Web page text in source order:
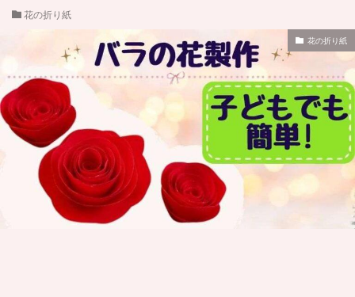
花の折り紙
花の折り紙